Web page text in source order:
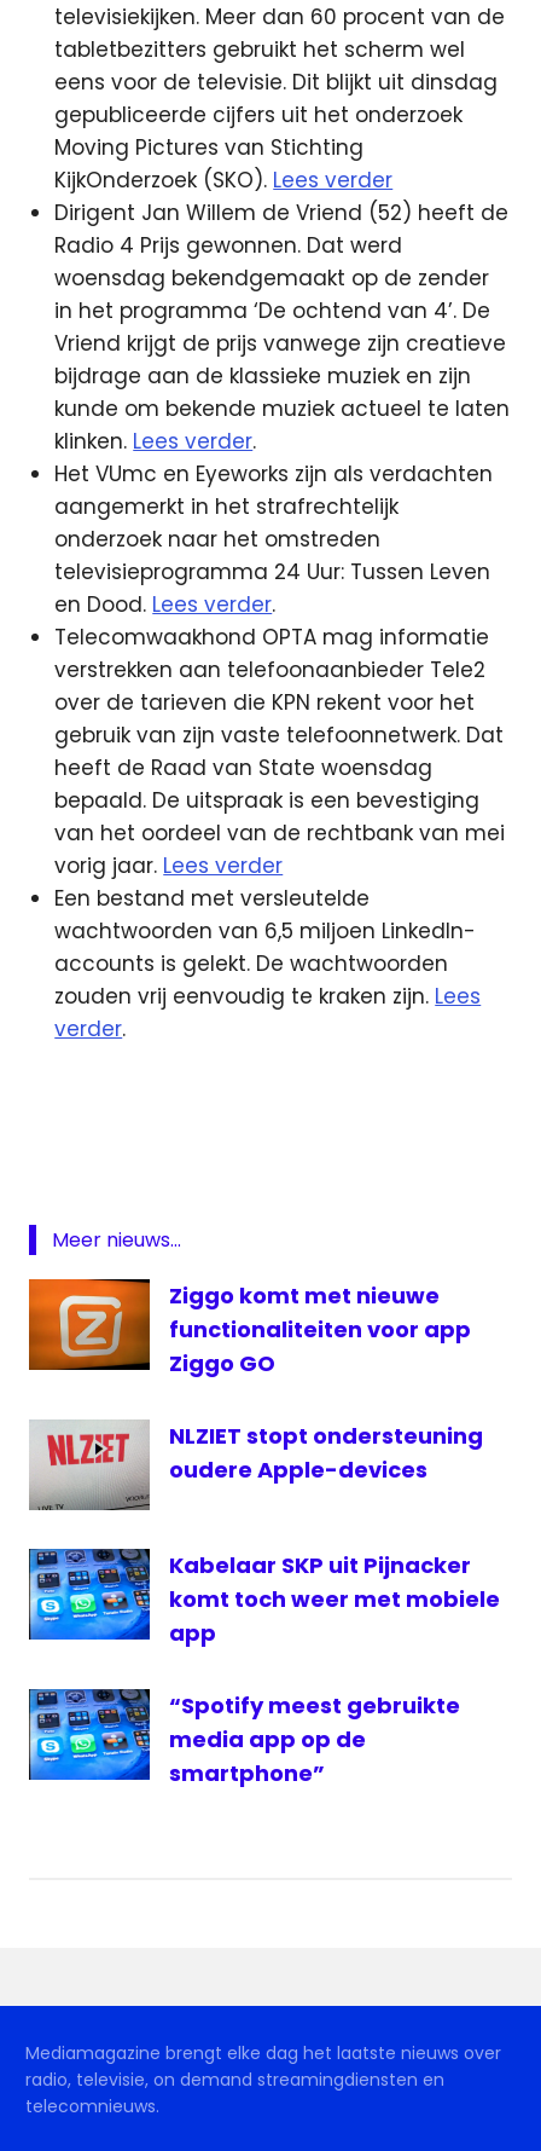
televisiekijken. Meer dan 60 procent van de
tabletbezitters gebruikt het scherm wel
eens voor de televisie. Dit blijkt uit dinsdag
gepubliceerde cijfers uit het onderzoek
Moving Pictures van Stichting
KijkOnderzoek (SKO). Lees verder
Dirigent Jan Willem de Vriend (52) heeft de
Radio 4 Prijs gewonnen. Dat werd
woensdag bekendgemaakt op de zender
in het programma ‘De ochtend van 4’. De
Vriend krijgt de prijs vanwege zijn creatieve
bijdrage aan de klassieke muziek en zijn
kunde om bekende muziek actueel te laten
klinken. Lees verder.
Het VUmc en Eyeworks zijn als verdachten
aangemerkt in het strafrechtelijk
onderzoek naar het omstreden
televisieprogramma 24 Uur: Tussen Leven
en Dood. Lees verder.
Telecomwaakhond OPTA mag informatie
verstrekken aan telefoonaanbieder Tele2
over de tarieven die KPN rekent voor het
gebruik van zijn vaste telefoonnetwerk. Dat
heeft de Raad van State woensdag
bepaald. De uitspraak is een bevestiging
van het oordeel van de rechtbank van mei
vorig jaar. Lees verder
Een bestand met versleutelde
wachtwoorden van 6,5 miljoen LinkedIn-
accounts is gelekt. De wachtwoorden
zouden vrij eenvoudig te kraken zijn. Lees
verder.
Meer nieuws...
Ziggo komt met nieuwe
functionaliteiten voor app
Ziggo GO
NLZIET stopt ondersteuning
oudere Apple-devices
Kabelaar SKP uit Pijnacker
komt toch weer met mobiele
app
“Spotify meest gebruikte
media app op de
smartphone”
Mediamagazine brengt elke dag het laatste nieuws over
radio, televisie, on demand streamingdiensten en
telecomnieuws.